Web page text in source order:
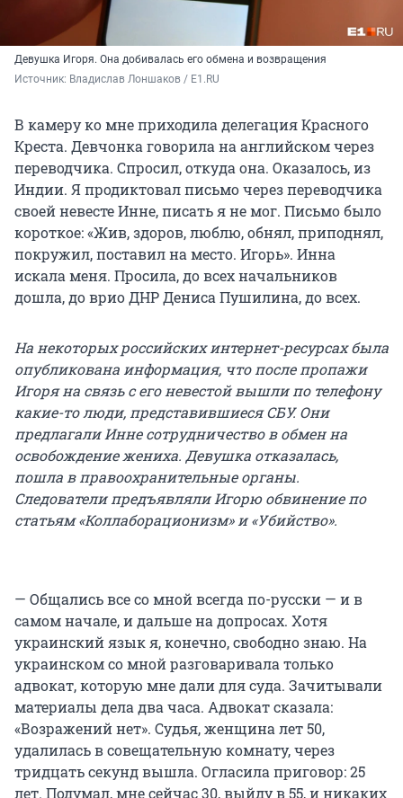
Девушка Игоря. Она добивалась его обмена и возвращения
Источник: Владислав Лоншаков / E1.RU
В камеру ко мне приходила делегация Красного
Креста. Девчонка говорила на английском через
переводчика. Спросил, откуда она. Оказалось, из
Индии. Я продиктовал письмо через переводчика
своей невесте Инне, писать я не мог. Письмо было
короткое: «Жив, здоров, люблю, обнял, приподнял,
покружил, поставил на место. Игорь». Инна
искала меня. Просила, до всех начальников
дошла, до врио ДНР Дениса Пушилина, до всех.
На некоторых российских интернет-ресурсах была
опубликована информация, что после пропажи
Игоря на связь с его невестой вышли по телефону
какие-то люди, представившиеся СБУ. Они
предлагали Инне сотрудничество в обмен на
освобождение жениха. Девушка отказалась,
пошла в правоохранительные органы.
Следователи предъявляли Игорю обвинение по
статьям «Коллаборационизм» и «Убийство».
— Общались все со мной всегда по-русски — и в
самом начале, и дальше на допросах. Хотя
украинский язык я, конечно, свободно знаю. На
украинском со мной разговаривала только
адвокат, которую мне дали для суда. Зачитывали
материалы дела два часа. Адвокат сказала:
«Возражений нет». Судья, женщина лет 50,
удалилась в совещательную комнату, через
тридцать секунд вышла. Огласила приговор: 25
лет. Подумал, мне сейчас 30, выйду в 55, и никаких